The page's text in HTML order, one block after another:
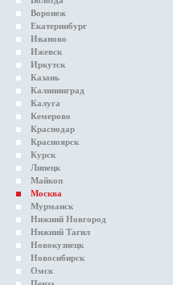
Воронеж
Екатеринбург
Иваново
Ижевск
Иркутск
Казань
Калининград
Калуга
Кемерово
Краснодар
Красноярск
Курск
Липецк
Майкоп
Москва
Мурманск
Нижний Новгород
Нижний Тагил
Новокузнецк
Новосибирск
Омск